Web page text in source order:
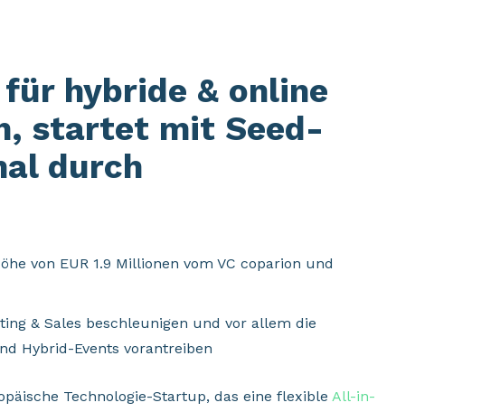
hybride & online
startet mit Seed-
durch
von EUR 1.9 Millionen vom VC coparion und
& Sales beschleunigen und vor allem die
Hybrid-Events vorantreiben
Technologie-Startup, das eine flexible All-in-